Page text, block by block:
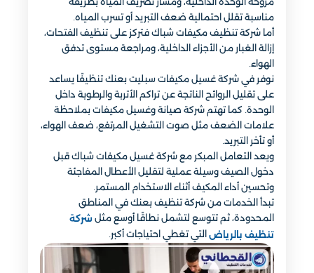
مناسبة تقلل احتمالية ضعف التبريد أو تسرب المياه.
أما شركة تنظيف مكيفات شباك فتركز على تنظيف الفتحات،
إزالة الغبار من الأجزاء الداخلية، ومراجعة مستوى تدفق
الهواء.
نوفر في شركة غسيل مكيفات سبليت بعنك تنظيفًا يساعد
على تقليل الروائح الناتجة عن تراكم الأتربة والرطوبة داخل
الوحدة. كما تهتم شركة صيانة وغسيل مكيفات بملاحظة
علامات الضعف مثل صوت التشغيل المرتفع، ضعف الهواء،
أو تأخر التبريد.
ويعد التعامل المبكر مع شركة غسيل مكيفات شباك قبل
دخول الصيف وسيلة عملية لتقليل الأعطال المفاجئة
وتحسين أداء المكيف أثناء الاستخدام المستمر.
تبدأ الخدمات من شركة تنظيف بعنك في المناطق
المحدودة، ثم تتوسع لتشمل نطاقًا أوسع مثل شركة
تنظيف بالرياض التي تغطي احتياجات أكبر.